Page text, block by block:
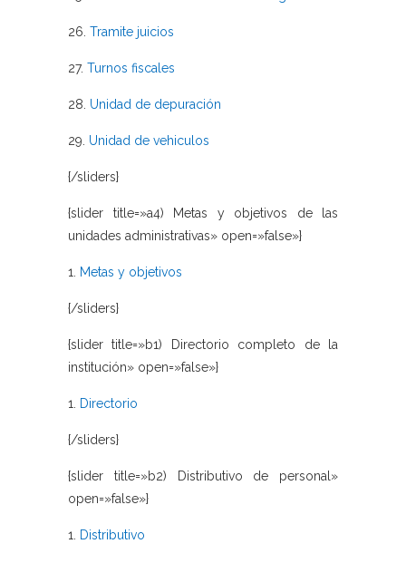
26. Tramite juicios
27. Turnos fiscales
28. Unidad de depuración
29. Unidad de vehiculos
{/sliders}
{slider title=»a4) Metas y objetivos de las
unidades administrativas» open=»false»}
1. Metas y objetivos
{/sliders}
{slider title=»b1) Directorio completo de la
institución» open=»false»}
1. Directorio
{/sliders}
{slider title=»b2) Distributivo de personal»
open=»false»}
1. Distributivo